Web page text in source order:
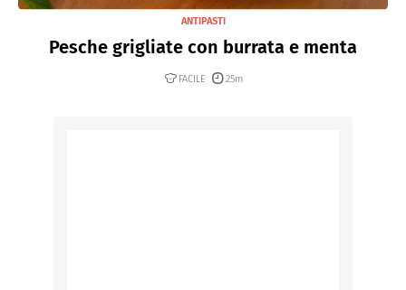
ANTIPASTI
Pesche grigliate con burrata e menta
FACILE 25m